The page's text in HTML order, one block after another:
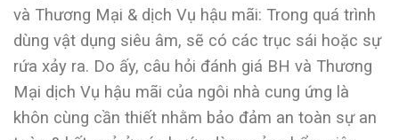
và Thương Mại & dịch Vụ hậu mãi: Trong quá trình
dùng vật dụng siêu âm, sẽ có các trục sái hoặc sự
rứa xảy ra. Do ấy, câu hỏi đánh giá BH và Thương
Mại dịch Vụ hậu mãi của ngôi nhà cung ứng là
khôn cùng cần thiết nhằm bảo đảm an toàn sự an